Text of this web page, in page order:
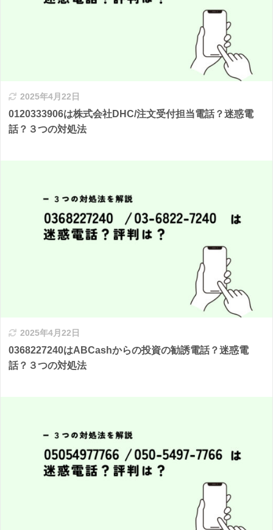
2025年4月22日
0120333906は株式会社DHC/注文受付担当電話？迷惑電
話？３つの対処法
2025年4月22日
0368227240はABCashからの投資の勧誘電話？迷惑電
話？３つの対処法